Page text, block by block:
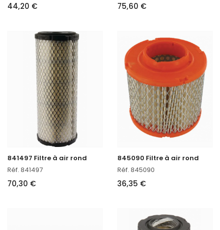
44,20 € 75,60 €
841497 Filtre à air rond
Réf. 841497
70,30 €
845090 Filtre à air rond
Réf. 845090
36,35 €